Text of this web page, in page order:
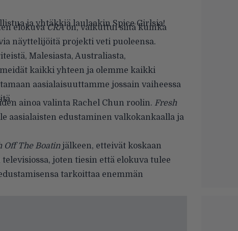
ja yhtäkkiä laulaakin Spice Girlsia!
elokuvaCRAon, vaikuttui siitä kuinka
näyttelijöitä projekti veti puoleensa.
Malesiasta, Australiasta,
kaikki yhteen ja olemme kaikki
aasialaisuuttamme jossain vaiheessa
ainoa valinta Rachel Chun roolin. Fresh
aasialaisten edustaminen valkokankaalla ja
Off The Boatinjälkeen, etteivät koskaan
joten tiesin että elokuva tulee
tarkoittaa enemmän